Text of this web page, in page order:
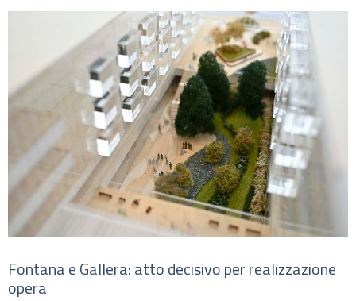
Fontana e Gallera: atto decisivo per realizzazione
opera